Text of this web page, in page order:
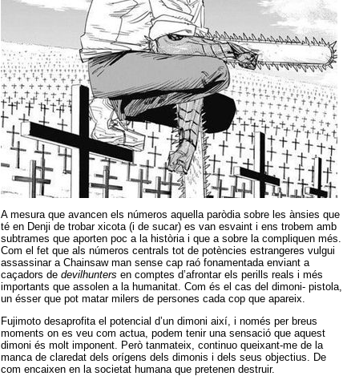
A mesura que avancen els números aquella paròdia sobre les ànsies que
té en Denji de trobar xicota (i de sucar) es van esvaint i ens trobem amb
subtrames que aporten poc a la història i que a sobre la compliquen més.
Com el fet que als números centrals tot de potències estrangeres vulgui
assassinar a Chainsaw man sense cap raó fonamentada enviant a
caçadors de devilhunters en comptes d’afrontar els perills reals i més
importants que assolen a la humanitat. Com és el cas del dimoni- pistola,
un ésser que pot matar milers de persones cada cop que apareix.
Fujimoto desaprofita el potencial d’un dimoni així, i només per breus
moments on es veu com actua, podem tenir una sensació que aquest
dimoni és molt imponent. Però tanmateix, continuo queixant-me de la
manca de claredat dels orígens dels dimonis i dels seus objectius. De
com encaixen en la societat humana que pretenen destruir.